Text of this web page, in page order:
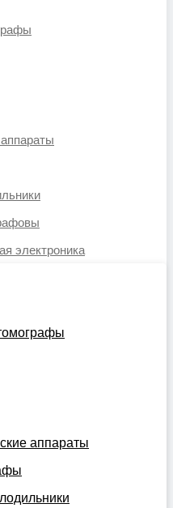
электроника
аппараты